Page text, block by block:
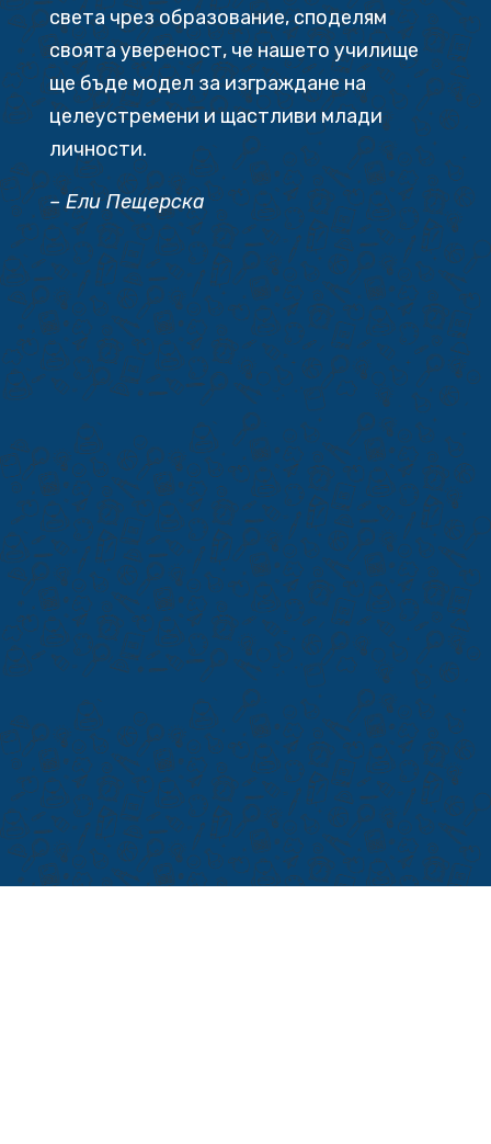
света чрез образование, споделям
своята увереност, че нашето училище
ще бъде модел за изграждане на
целеустремени и щастливи млади
личности.
– Ели Пещерска